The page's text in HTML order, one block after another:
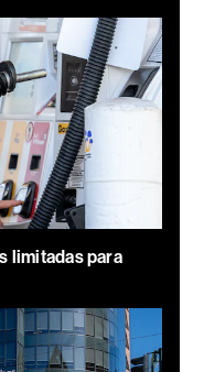
limitadas para